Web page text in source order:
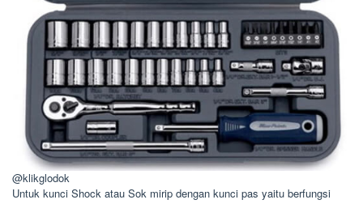
@klikglodok
Untuk kunci Shock atau Sok mirip dengan kunci pas yaitu berfungsi